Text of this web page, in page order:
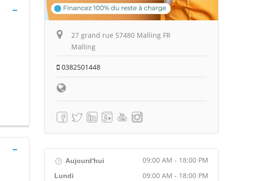
27 grand rue 57480 Malling FR
Malling
0382501448
Aujourd'hui 09:00 AM - 18:00 PM
Lundi 09:00 AM - 18:00 PM